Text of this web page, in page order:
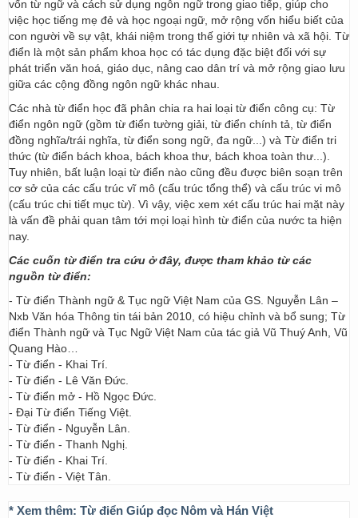
vốn từ ngữ và cách sử dụng ngôn ngữ trong giao tiếp, giúp cho
việc học tiếng mẹ đẻ và học ngoại ngữ, mở rộng vốn hiểu biết của
con người về sự vật, khái niệm trong thế giới tự nhiên và xã hội. Từ
điển là một sản phẩm khoa học có tác dụng đặc biệt đối với sự
phát triển văn hoá, giáo dục, nâng cao dân trí và mở rộng giao lưu
giữa các cộng đồng ngôn ngữ khác nhau.
Các nhà từ điển học đã phân chia ra hai loại từ điển công cụ: Từ
điển ngôn ngữ (gồm từ điển tường giải, từ điển chính tả, từ điển
đồng nghĩa/trái nghĩa, từ điển song ngữ, đa ngữ...) và Từ điển tri
thức (từ điển bách khoa, bách khoa thư, bách khoa toàn thư...).
Tuy nhiên, bất luận loại từ điển nào cũng đều được biên soạn trên
cơ sở của các cấu trúc vĩ mô (cấu trúc tổng thể) và cấu trúc vi mô
(cấu trúc chi tiết mục từ). Vì vậy, việc xem xét cấu trúc hai mặt này
là vấn đề phải quan tâm tới mọi loại hình từ điển của nước ta hiện
nay.
Các cuốn từ điển tra cứu ở đây, được tham khảo từ các
nguồn từ điển:
- Từ điển Thành ngữ & Tục ngữ Việt Nam của GS. Nguyễn Lân –
Nxb Văn hóa Thông tin tái bản 2010, có hiệu chỉnh và bổ sung; Từ
điển Thành ngữ và Tục Ngữ Việt Nam của tác giả Vũ Thuý Anh, Vũ
Quang Hào…
- Từ điển - Khai Trí.
- Từ điển - Lê Văn Đức.
- Từ điển mở - Hồ Ngọc Đức.
- Đại Từ điển Tiếng Việt.
- Từ điển - Nguyễn Lân.
- Từ điển - Thanh Nghị.
- Từ điển - Khai Trí.
- Từ điển - Việt Tân.
* Xem thêm: Từ điển Giúp đọc Nôm và Hán Việt